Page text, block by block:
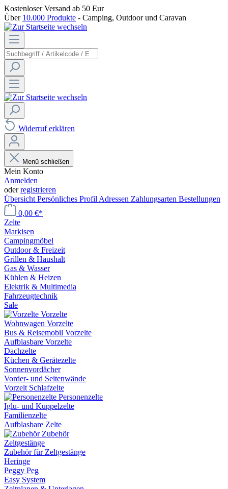
Kostenloser Versand ab 50 Eur
Über 10.000 Produkte - Camping, Outdoor und Caravan
Widerruf erklären
Menü schließen
Mein Konto
Anmelden
oderregistrieren
Übersicht Persönliches Profil Adressen Zahlungsarten Bestellungen
0,00 €*
Zelte
Markisen
Campingmöbel
Outdoor & Freizeit
Grillen & Haushalt
Gas & Wasser
Kühlen & Heizen
Elektrik & Multimedia
Fahrzeugtechnik
Sale
Vorzelte
Wohnwagen Vorzelte
Bus & Reisemobil Vorzelte
Aufblasbare Vorzelte
Dachzelte
Küchen & Gerätezelte
Sonnenvordächer
Vorder- und Seitenwände
Vorzelt Schlafzelte
Personenzelte
Iglu- und Kuppelzelte
Familienzelte
Aufblasbare Zelte
Zubehör
Zeltgestänge
Zubehör für Zeltgestänge
Heringe
Peggy Peg
Easy System